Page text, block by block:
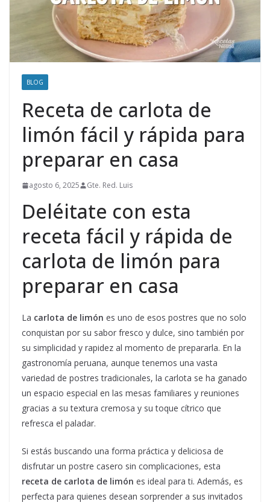
BLOG
Receta de carlota de
limón fácil y rápida para
preparar en casa
agosto 6, 2025 Gte. Red. Luis
Deléitate con esta
receta fácil y rápida de
carlota de limón para
preparar en casa
La carlota de limón es uno de esos postres que no solo
conquistan por su sabor fresco y dulce, sino también por
su simplicidad y rapidez al momento de prepararla. En la
gastronomía peruana, aunque tenemos una vasta
variedad de postres tradicionales, la carlota se ha ganado
un espacio especial en las mesas familiares y reuniones
gracias a su textura cremosa y su toque cítrico que
refresca el paladar.
Si estás buscando una forma práctica y deliciosa de
disfrutar un postre casero sin complicaciones, esta
receta de carlota de limón es ideal para ti. Además, es
perfecta para quienes desean sorprender a sus invitados